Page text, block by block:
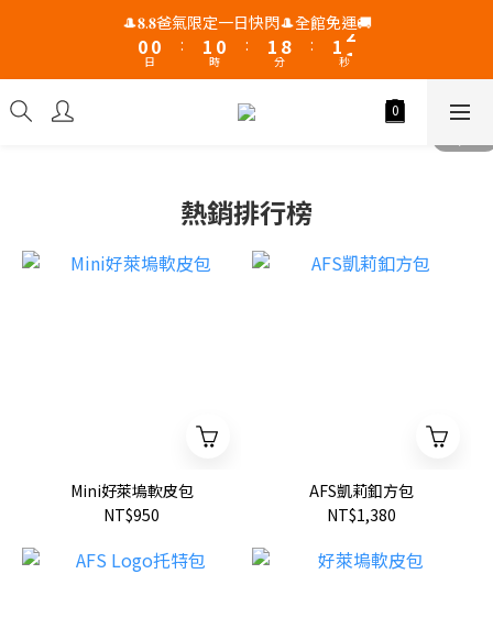
🎩𝟖.𝟖爸氣限定一日快閃🎩全館免運🚚
1
0
1
0
日
:
2
1
0
1
0
時
:
2
1
0
9
8
7
1
分
:
2
1
0
2
1
0
秒
熱銷排行榜
Mini好萊塢軟皮包
NT$950
AFS凱莉釦方包
NT$1,380